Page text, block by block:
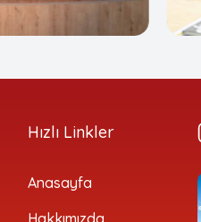
Hızlı Linkler
Anasayfa
Hakkımızda